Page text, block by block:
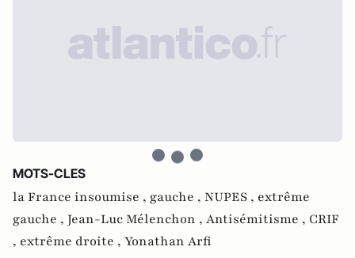
MOTS-CLES
la France insoumise , gauche , NUPES , extrême
gauche , Jean-Luc Mélenchon , Antisémitisme , CRIF
, extrême droite , Yonathan Arfi